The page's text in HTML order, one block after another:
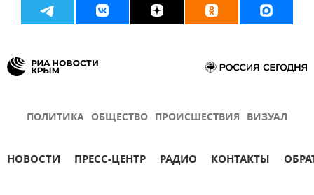
ПОЛИТИКА ОБЩЕСТВО ПРОИСШЕСТВИЯ ВИЗУАЛ
НОВОСТИ ПРЕСС-ЦЕНТР РАДИО КОНТАКТЫ